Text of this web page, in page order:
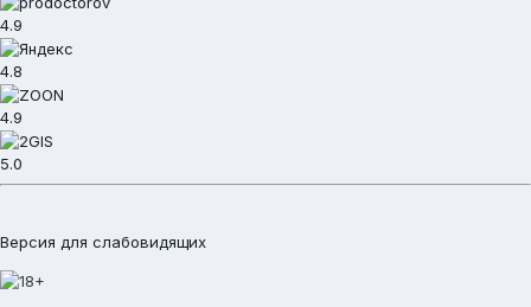
4.9
4.8
4.9
5.0
Версия для слабовидящих